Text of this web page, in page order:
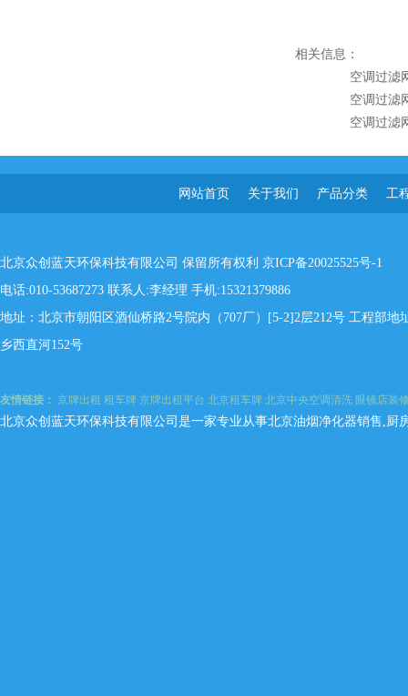
相关信息：
空调过滤
空调过滤
空调过滤
网站首页 关于我们 产品分类 工
北京众创蓝天环保科技有限公司 保留所有权利 京ICP备20025525号-1
电话:010-53687273 联系人:李经理 手机:15321379886
地址：北京市朝阳区酒仙桥路2号院内（707厂）[5-2]2层212号 工程部地
乡西直河152号
友情链接： 京牌出租 租车牌 京牌出租平台 北京租车牌 北京中央空调清洗 眼镜店装
北京众创蓝天环保科技有限公司是一家专业从事北京油烟净化器销售,厨